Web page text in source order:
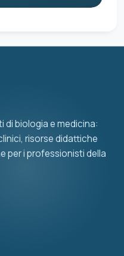
di biologia e medicina:
risorse didattiche
per i professionisti della